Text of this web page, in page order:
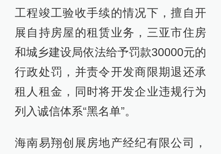
工程竣工验收手续的情况下，擅自开
展自持房屋的租赁业务，三亚市住房
和城乡建设局依法给予罚款30000元的
行政处罚，并责令开发商限期退还承
租人租金，同时将开发企业违规行为
列入诚信体系“黑名单”。
海南易翔创展房地产经纪有限公司，